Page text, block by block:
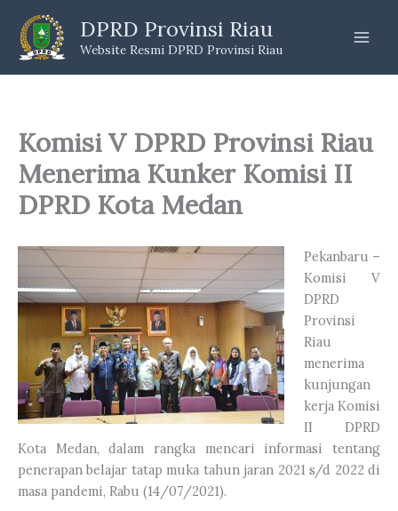
content
DPRD Provinsi Riau
Website Resmi DPRD Provinsi Riau
Komisi V DPRD Provinsi Riau
Menerima Kunker Komisi II
DPRD Kota Medan
Pekanbaru –
Komisi V
DPRD
Provinsi
Riau
menerima
kunjungan
kerja Komisi
II DPRD
Kota Medan, dalam rangka mencari informasi tentang
penerapan belajar tatap muka tahun jaran 2021 s/d 2022 di
masa pandemi, Rabu (14/07/2021).